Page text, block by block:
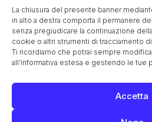
La chiusura del presente banner
in alto a destra comporta il permanere
senza pregiudicare la continuazione
cookie o altri strumenti di tracciamento
Ti ricordiamo che potrai sempre
all’informativa estesa e gestendo le tue
Accetta
Le mura ed il brolo dei Pola
FAMIGLIA POMINI
Le origini della famiglia Pomini
I trasferimenti a causa della guerra
I drammi della seconda guerra
L’attività agricola in Barchessa nel
APPROFONDIMENTI